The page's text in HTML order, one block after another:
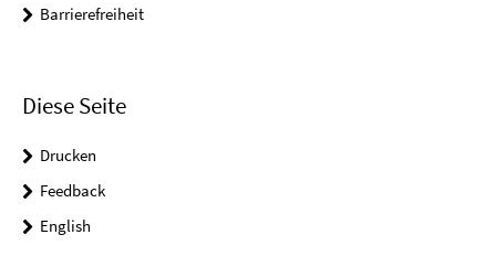
Barrierefreiheit
Diese Seite
Drucken
Feedback
English